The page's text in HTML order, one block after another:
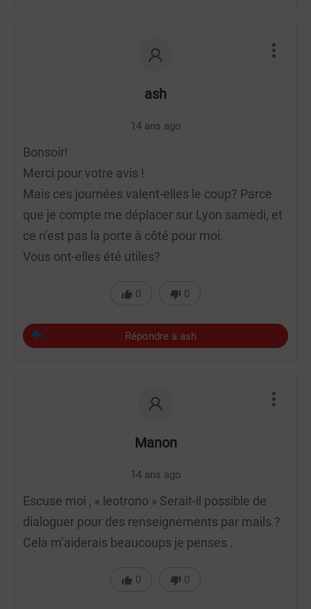
ash
14 ans ago
Bonsoir!
Merci pour votre avis !
Mais ces journées valent-elles le coup? Parce
que je compte me déplacer sur Lyon samedi, et
ce n’est pas la porte à côté pour moi.
Vous ont-elles été utiles?
0 0
Répondre à ash
Manon
14 ans ago
Escuse moi , « leotrono » Serait-il possible de
dialoguer pour des renseignements par mails ?
Cela m’aiderais beaucoups je penses .
0 0